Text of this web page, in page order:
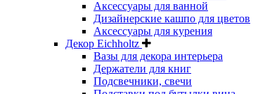
Аксессуары для ванной
Дизайнерские кашпо для цветов
Аксессуары для курения
Декор Eichholtz
Вазы для декора интерьера
Держатели для книг
Подсвечники, свечи